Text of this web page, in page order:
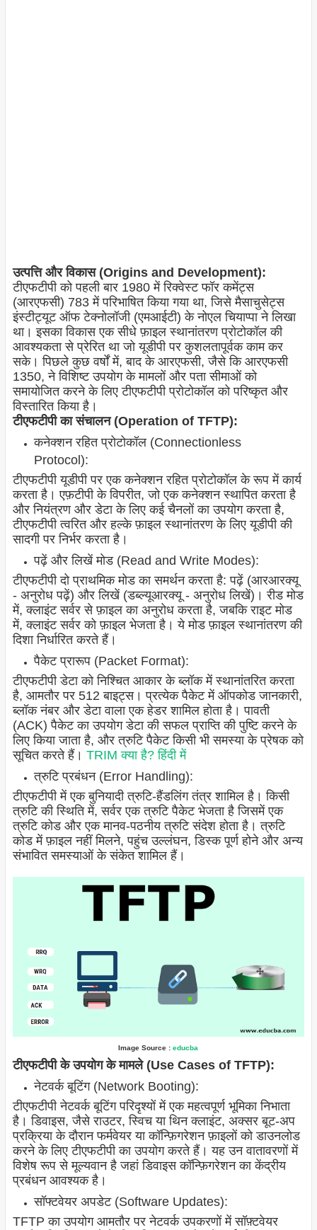
उत्पत्ति और विकास (Origins and Development):
टीएफटीपी को पहली बार 1980 में रिक्वेस्ट फॉर कमेंट्स
(आरएफसी) 783 में परिभाषित किया गया था, जिसे मैसाचुसेट्स
इंस्टीट्यूट ऑफ टेक्नोलॉजी (एमआईटी) के नोएल चियाप्पा ने लिखा
था। इसका विकास एक सीधे फ़ाइल स्थानांतरण प्रोटोकॉल की
आवश्यकता से प्रेरित था जो यूडीपी पर कुशलतापूर्वक काम कर
सके। पिछले कुछ वर्षों में, बाद के आरएफसी, जैसे कि आरएफसी
1350, ने विशिष्ट उपयोग के मामलों और पता सीमाओं को
समायोजित करने के लिए टीएफटीपी प्रोटोकॉल को परिष्कृत और
विस्तारित किया है।
टीएफटीपी का संचालन (Operation of TFTP):
कनेक्शन रहित प्रोटोकॉल (Connectionless
Protocol):
टीएफटीपी यूडीपी पर एक कनेक्शन रहित प्रोटोकॉल के रूप में कार्य
करता है। एफ़टीपी के विपरीत, जो एक कनेक्शन स्थापित करता है
और नियंत्रण और डेटा के लिए कई चैनलों का उपयोग करता है,
टीएफटीपी त्वरित और हल्के फ़ाइल स्थानांतरण के लिए यूडीपी की
सादगी पर निर्भर करता है।
पढ़ें और लिखें मोड (Read and Write Modes):
टीएफटीपी दो प्राथमिक मोड का समर्थन करता है: पढ़ें (आरआरक्यू
- अनुरोध पढ़ें) और लिखें (डब्ल्यूआरक्यू - अनुरोध लिखें)। रीड मोड
में, क्लाइंट सर्वर से फ़ाइल का अनुरोध करता है, जबकि राइट मोड
में, क्लाइंट सर्वर को फ़ाइल भेजता है। ये मोड फ़ाइल स्थानांतरण की
दिशा निर्धारित करते हैं।
पैकेट प्रारूप (Packet Format):
टीएफटीपी डेटा को निश्चित आकार के ब्लॉक में स्थानांतरित करता
है, आमतौर पर 512 बाइट्स। प्रत्येक पैकेट में ऑपकोड जानकारी,
ब्लॉक नंबर और डेटा वाला एक हेडर शामिल होता है। पावती
(ACK) पैकेट का उपयोग डेटा की सफल प्राप्ति की पुष्टि करने के
लिए किया जाता है, और त्रुटि पैकेट किसी भी समस्या के प्रेषक को
सूचित करते हैं। TRIM क्या है? हिंदी में
त्रुटि प्रबंधन (Error Handling):
टीएफटीपी में एक बुनियादी त्रुटि-हैंडलिंग तंत्र शामिल है। किसी
त्रुटि की स्थिति में, सर्वर एक त्रुटि पैकेट भेजता है जिसमें एक
त्रुटि कोड और एक मानव-पठनीय त्रुटि संदेश होता है। त्रुटि
कोड में फ़ाइल नहीं मिलने, पहुंच उल्लंघन, डिस्क पूर्ण होने और अन्य
संभावित समस्याओं के संकेत शामिल हैं।
Image Source :educba
टीएफटीपी के उपयोग के मामले (Use Cases of TFTP):
नेटवर्क बूटिंग (Network Booting):
टीएफटीपी नेटवर्क बूटिंग परिदृश्यों में एक महत्वपूर्ण भूमिका निभाता
है। डिवाइस, जैसे राउटर, स्विच या थिन क्लाइंट, अक्सर बूट-अप
प्रक्रिया के दौरान फर्मवेयर या कॉन्फ़िगरेशन फ़ाइलों को डाउनलोड
करने के लिए टीएफटीपी का उपयोग करते हैं। यह उन वातावरणों में
विशेष रूप से मूल्यवान है जहां डिवाइस कॉन्फ़िगरेशन का केंद्रीय
प्रबंधन आवश्यक है।
सॉफ्टवेयर अपडेट (Software Updates):
TFTP का उपयोग आमतौर पर नेटवर्क उपकरणों में सॉफ़्टवेयर